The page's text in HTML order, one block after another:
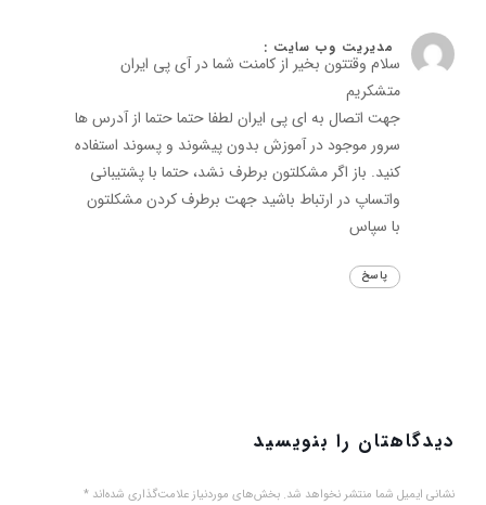
مدیریت وب سایت :
سلام وقتتون بخیر از کامنت شما در آی پی ایران
متشکریم
جهت اتصال به ای پی ایران لطفا حتما حتما از آدرس ها
سرور موجود در آموزش بدون پیشوند و پسوند استفاده
کنید. باز اگر مشکلتون برطرف نشد، حتما با پشتیبانی
واتساپ در ارتباط باشید جهت برطرف کردن مشکلتون
با سپاس
پاسخ
دیدگاهتان را بنویسید
نشانی ایمیل شما منتشر نخواهد شد. بخش‌های موردنیاز علامت‌گذاری شده‌اند *